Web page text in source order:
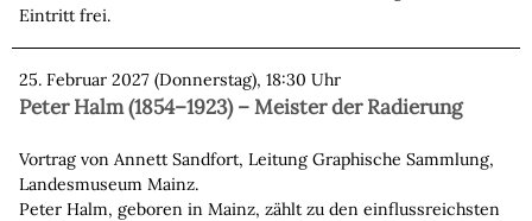
Eintritt frei.
25. Februar 2027 (Donnerstag), 18:30 Uhr
Peter Halm (1854–1923) – Meister der Radierung
Vortrag von Annett Sandfort, Leitung Graphische Sammlung,
Landesmuseum Mainz.
Peter Halm, geboren in Mainz, zählt zu den einflussreichsten